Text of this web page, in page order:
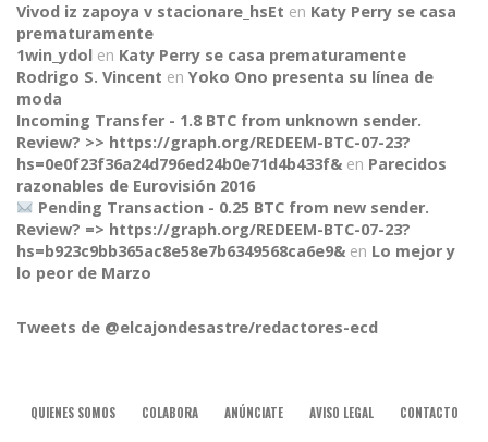
CONNECT
Vivod iz zapoya v stacionare_hsEt en Katy Perry se casa
prematuramente
1win_ydol en Katy Perry se casa prematuramente
Rodrigo S. Vincent en Yoko Ono presenta su línea de
moda
Incoming Transfer - 1.8 BTC from unknown sender.
Review? >> https://graph.org/REDEEM-BTC-07-23?
hs=0e0f23f36a24d796ed24b0e71d4b433f& en Parecidos
razonables de Eurovisión 2016
Pending Transaction - 0.25 BTC from new sender.
Review? => https://graph.org/REDEEM-BTC-07-23?
hs=b923c9bb365ac8e58e7b6349568ca6e9& en Lo mejor y
lo peor de Marzo
Tweets de @elcajondesastre/redactores-ecd
QUIENES SOMOS COLABORA ANÚNCIATE AVISO LEGAL CONTACTO